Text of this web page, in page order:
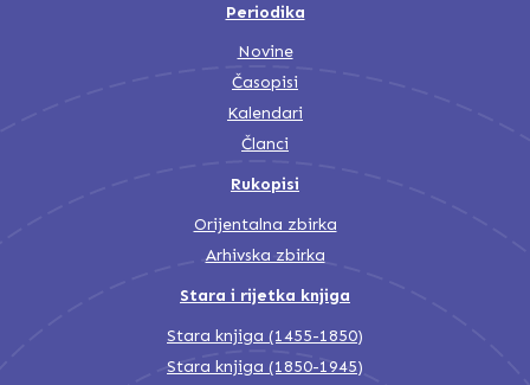
Periodika
Novine
Časopisi
Kalendari
Članci
Rukopisi
Orijentalna zbirka
Arhivska zbirka
Stara i rijetka knjiga
Stara knjiga (1455-1850)
Stara knjiga (1850-1945)